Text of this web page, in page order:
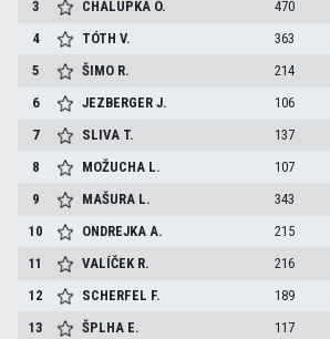
3
CHALUPKA O. 470
4
TÓTHV. 363
5
ŠIMO R. 214
6
JEZBERGERJ. 106
7
SLIVA T. 137
8
MOŽUCHA L. 107
9
MAŠURA L. 343
10
ONDREJKAA. 215
11
VALÍČEK R. 216
12
SCHERFEL F. 189
13
ŠPLHA E. 117